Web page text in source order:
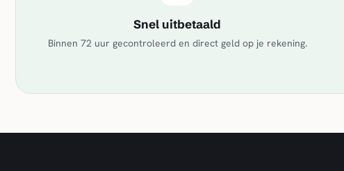
Snel uitbetaald
Binnen 72 uur gecontroleerd en direct geld op je rekening.